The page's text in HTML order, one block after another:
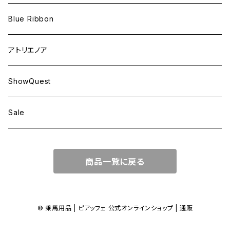
Blue Ribbon
アトリエノア
ShowQuest
Sale
商品一覧に戻る
© 乗馬用品 | ピアッフェ 公式オンラインショップ | 通販